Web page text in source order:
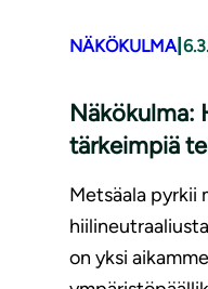
NÄKÖKULMA|
Näkökulma:
tärkeimpiä
Metsäala pyrkii
on yksi